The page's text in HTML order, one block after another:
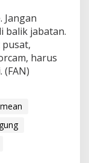
Jangan
balik jabatan.
harus
(FAN)